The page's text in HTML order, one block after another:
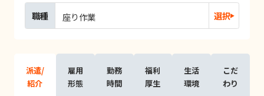
職種 座り作業 選択
派遣/
紹介
雇用
形態
勤務
時間
福利
厚生
生活
環境
こだ
わり